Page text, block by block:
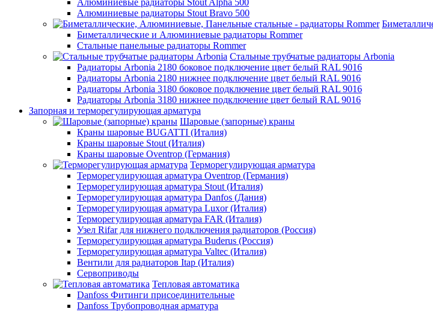
Алюминиевые радиаторы Stout Alpha 500
Алюминиевые радиаторы Stout Bravo 500
Биметаллические и Алюминиевые радиаторы Rommer
Стальные панельные радиаторы Rommer
Стальные трубчатые радиаторы Arbonia
Радиаторы Arbonia 2180 боковое подключение цвет белый RAL 9016
Радиаторы Arbonia 2180 нижнее подключение цвет белый RAL 9016
Радиаторы Arbonia 3180 боковое подключение цвет белый RAL 9016
Радиаторы Arbonia 3180 нижнее подключение цвет белый RAL 9016
Запорная и терморегулирующая арматура
Шаровые (запорные) краны
Краны шаровые BUGATTI (Италия)
Краны шаровые Stout (Италия)
Краны шаровые Oventrop (Германия)
Терморегулирующая арматура
Терморегулирующая арматура Oventrop (Германия)
Терморегулирующая арматура Stout (Италия)
Терморегулирующая арматура Danfos (Дания)
Терморегулирующая арматура Luxor (Италия)
Терморегулирующая арматура FAR (Италия)
Узел Rifar для нижнего подключения радиаторов (Россия)
Терморегулирующая арматура Buderus (Россия)
Терморегулирующая арматура Valtec (Италия)
Вентили для радиаторов Itap (Италия)
Сервоприводы
Тепловая автоматика
Danfoss Фитинги присоединительные
Danfoss Трубопроводная арматура